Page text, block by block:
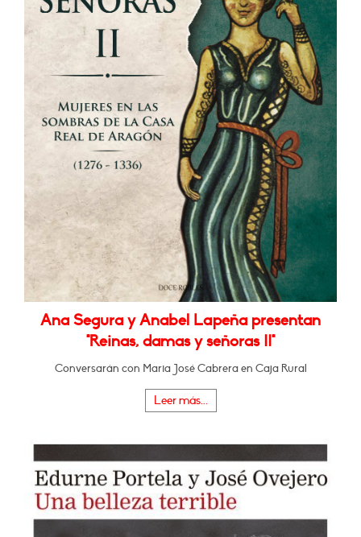
Ana Segura y Anabel Lapeña presentan
"Reinas, damas y señoras II"
Conversarán con Maria José Cabrera en Caja Rural
Leer más...